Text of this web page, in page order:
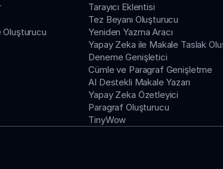
Tarayıcı Eklentisi
Tez Beyanı Oluşturucu
Yeniden Yazma Aracı
Yapay Zeka ile Makale Taslak
Deneme Genişletici
Cümle ve Paragraf Genişletme
AI Destekli Makale Yazarı
Yapay Zeka Özetleyici
Paragraf Oluşturucu
TinyWow